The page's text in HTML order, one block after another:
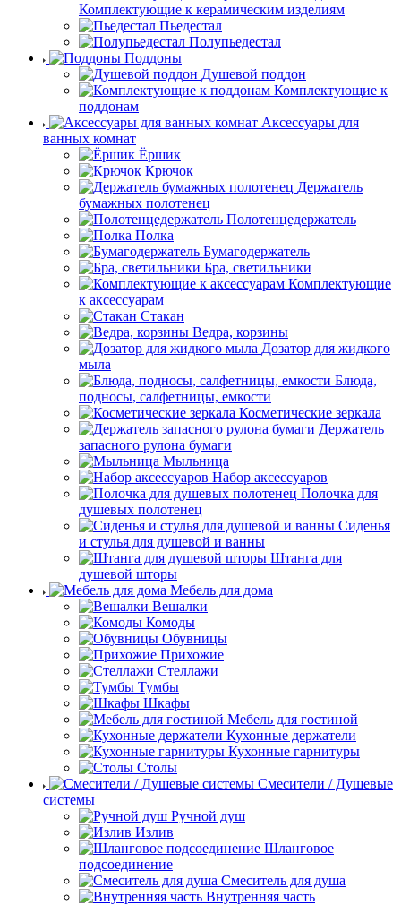
Комплектующие к керамическим изделиям
Пьедестал
Полупьедестал
Поддоны
Душевой поддон
Комплектующие к
поддонам
Аксессуары для
ванных комнат
Ёршик
Крючок
Держатель
бумажных полотенец
Полотенцедержатель
Полка
Бумагодержатель
Бра, светильники
Комплектующие
к аксессуарам
Стакан
Ведра, корзины
Дозатор для жидкого
мыла
Блюда,
подносы, салфетницы, емкости
Косметические зеркала
Держатель
запасного рулона бумаги
Мыльница
Набор аксессуаров
Полочка для
душевых полотенец
Сиденья
и стулья для душевой и ванны
Штанга для
душевой шторы
Мебель для дома
Вешалки
Комоды
Обувницы
Прихожие
Стеллажи
Тумбы
Шкафы
Мебель для гостиной
Кухонные держатели
Кухонные гарнитуры
Столы
Смесители / Душевые
системы
Ручной душ
Излив
Шланговое
подсоединение
Смеситель для душа
Внутренняя часть